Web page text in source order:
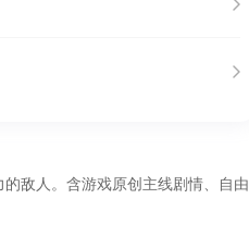
敌人。含游戏原创主线剧情、自由